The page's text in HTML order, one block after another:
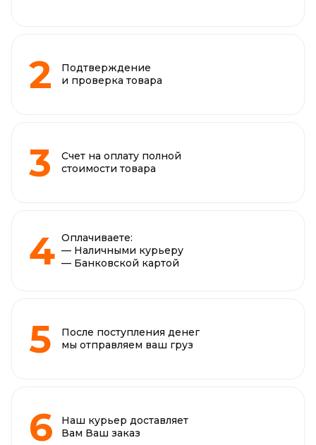
Подтверждение
и проверка товара
Счет на оплату полной
стоимости товара
Оплачиваете:
— Наличными курьеру
— Банковской картой
После поступления денег
мы отправляем ваш груз
Наш курьер доставляет
Вам Ваш заказ